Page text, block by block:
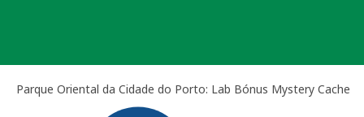
Parque Oriental da Cidade do Porto: Lab Bónus Mystery Cache